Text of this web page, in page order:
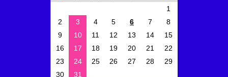
1
2
3 4 5 6 7
8
9
10 11 12 13 14
15
16
17 18 19 20 21
22
23
24 25 26 27 28
29
30
31